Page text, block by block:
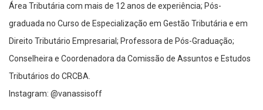
Área Tributária com mais de 12 anos de experiência; Pós-
graduada no Curso de Especialização em Gestão Tributária e em
Direito Tributário Empresarial; Professora de Pós-Graduação;
Conselheira e Coordenadora da Comissão de Assuntos e Estudos
Tributários do CRCBA.
​Instagram: @vanassisoff